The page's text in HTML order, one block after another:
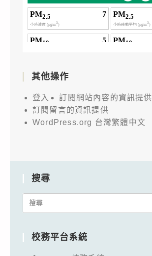
其他操作
登入
訂閱網站內容的資訊提供
訂閱留言的資訊提供
WordPress.org 台灣繁體中文
搜尋
Search
校務平台系統